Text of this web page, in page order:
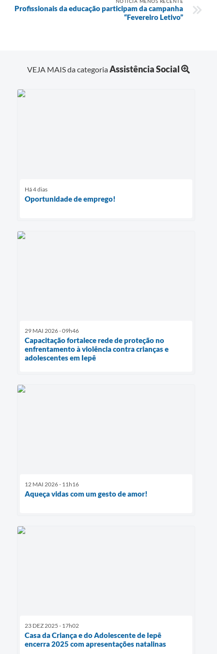
Profissionais da educação participam da campanha
“Fevereiro Letivo”
VEJA MAIS da categoriaAssistência Social
Há 4 dias
Oportunidade de emprego!
29 MAI 2026 - 09h46
Capacitação fortalece rede de proteção no
enfrentamento à violência contra crianças e
adolescentes em Iepê
12 MAI 2026 - 11h16
Aqueça vidas com um gesto de amor!
23 DEZ 2025 - 17h02
Casa da Criança e do Adolescente de Iepê
encerra 2025 com apresentações natalinas